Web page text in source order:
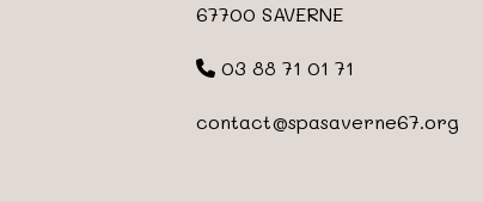
67700 SAVERNE
03 88 71 01 71
contact@spasaverne67.org